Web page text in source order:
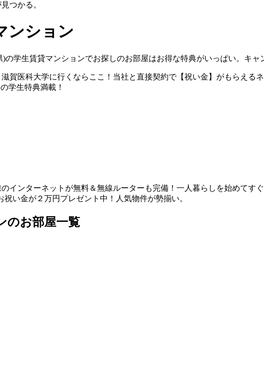
つかる。
ンション
学生賃貸マンションでお探しのお部屋はお得な特典がいっぱい。キャ
賀医科大学に行くならここ！当社と直接契約で【祝い金】がもらえる
学生特典満載！
インターネットが無料＆無線ルーターも完備！一人暮らしを始めてす
い金が２万円プレゼント中！人気物件が勢揃い。
のお部屋一覧